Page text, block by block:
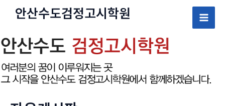
로
건
너
안산수도검정고시학원
Main